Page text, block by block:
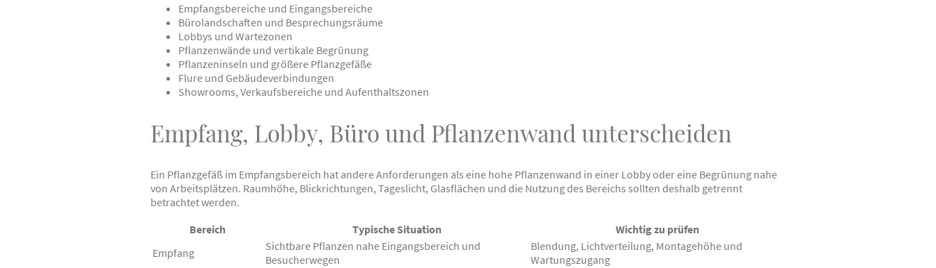
Empfangsbereiche und Eingangsbereiche
Bürolandschaften und Besprechungsräume
Lobbys und Wartezonen
Pflanzenwände und vertikale Begrünung
Pflanzeninseln und größere Pflanzgefäße
Flure und Gebäudeverbindungen
Showrooms, Verkaufsbereiche und Aufenthaltszonen
Empfang, Lobby, Büro und Pflanzenwand unterscheiden
Ein Pflanzgefäß im Empfangsbereich hat andere Anforderungen als eine hohe Pflanzenwand in einer Lobby oder eine Begrünung nahe
von Arbeitsplätzen. Raumhöhe, Blickrichtungen, Tageslicht, Glasflächen und die Nutzung des Bereichs sollten deshalb getrennt
betrachtet werden.
Bereich
Typische Situation
Wichtig zu prüfen
Empfang
Sichtbare Pflanzen nahe Eingangsbereich und
Besucherwegen
Blendung, Lichtverteilung, Montagehöhe und
Wartungszugang